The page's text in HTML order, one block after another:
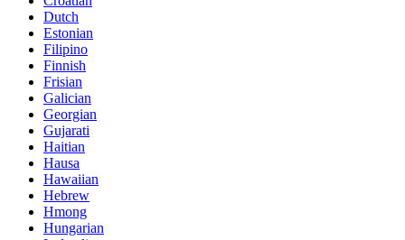
Dutch
Estonian
Filipino
Finnish
Frisian
Galician
Georgian
Gujarati
Haitian
Hausa
Hawaiian
Hebrew
Hmong
Hungarian